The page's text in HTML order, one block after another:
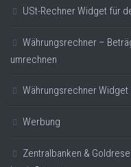
USt-Rechner Widget für
Währungsrechner –
umrechnen
Währungsrechner
Werbung
Zentralbanken &